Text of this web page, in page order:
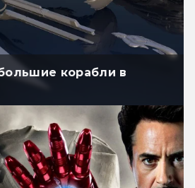
корабли в